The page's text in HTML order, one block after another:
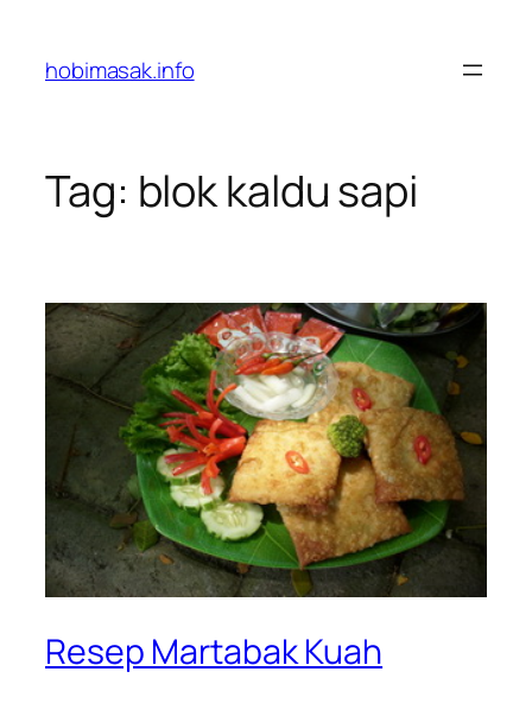
content
hobimasak.info
Tag: blok kaldu sapi
Resep Martabak Kuah